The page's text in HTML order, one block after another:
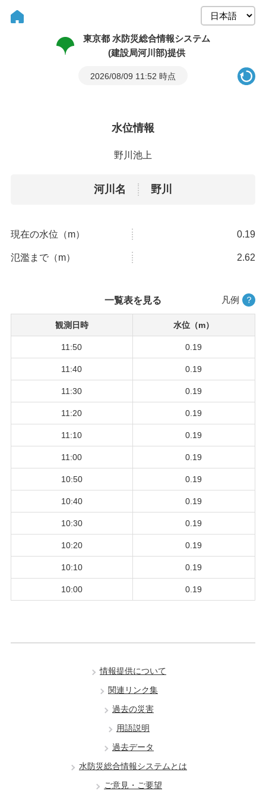
東京都 水防災総合情報システム
(建設局河川部)提供
2026/08/09 11:52 時点
水位情報
野川池上
河川名 野川
現在の水位（m） 0.19
氾濫まで（m） 2.62
凡例 ？
一覧表を見る
観測日時 水位（m）
11:50 0.19
11:40 0.19
11:30 0.19
11:20 0.19
11:10 0.19
11:00 0.19
10:50 0.19
10:40 0.19
10:30 0.19
10:20 0.19
10:10 0.19
10:00 0.19
情報提供について
関連リンク集
過去の災害
用語説明
過去データ
水防災総合情報システムとは
ご意見・ご要望